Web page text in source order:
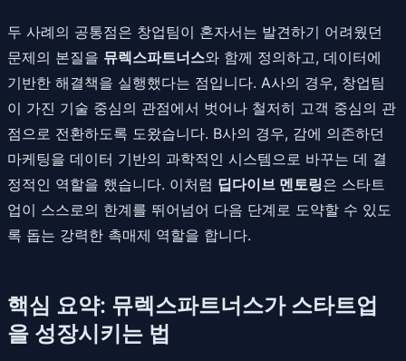
두 사례의 공통점은 창업팀이 혼자서는 발견하기 어려웠던
문제의 본질을 뮤렉스파트너스와 함께 정의하고, 데이터에
기반한 해결책을 실행했다는 점입니다. A사의 경우, 창업팀
이 가진 기술 중심의 관점에서 벗어나 철저히 고객 중심의 관
점으로 전환하도록 도왔습니다. B사의 경우, 감에 의존하던
마케팅을 데이터 기반의 과학적인 시스템으로 바꾸는 데 결
정적인 역할을 했습니다. 이처럼 딥다이브 멘토링은 스타트
업이 스스로의 한계를 뛰어넘어 다음 단계로 도약할 수 있도
록 돕는 강력한 촉매제 역할을 합니다.
핵심 요약: 뮤렉스파트너스가 스타트업
을 성장시키는 법